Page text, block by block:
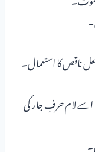
ناقص کا استعمال۔
لام حرفِ جار کی